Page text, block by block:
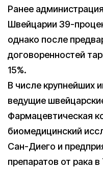
Ранее
Швейцарии 39-
однако после
договоренностей
15%.
В числе крупнейших
ведущие
Фармацевтическая
биомедицинский
Сан-Диего и
препаратов от рака